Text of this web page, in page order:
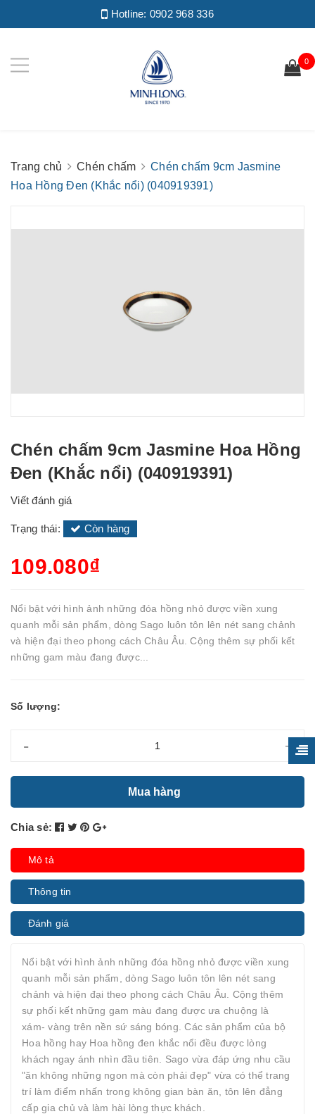
Hotline: 0902 968 336
0
Trang chủ Chén chấm
Chén chấm 9cm Jasmine
Hoa Hồng Đen (Khắc nổi) (040919391)
Chén chấm 9cm Jasmine Hoa Hồng
Đen (Khắc nổi) (040919391)
Viết đánh giá
Trạng thái: Còn hàng
109.080₫
Nổi bật với hình ảnh những đóa hồng nhỏ được viền xung
quanh mỗi sản phẩm, dòng Sago luôn tôn lên nét sang chảnh
và hiện đại theo phong cách Châu Âu. Cộng thêm sự phối kết
những gam màu đang được...
Số lượng:
- +
Mua hàng
Chia sẻ:
Mô tả
Thông tin
Đánh giá
Nổi bật với hình ảnh những đóa hồng nhỏ được viền xung
quanh mỗi sản phẩm, dòng Sago luôn tôn lên nét sang
chảnh và hiện đại theo phong cách Châu Âu. Cộng thêm
sự phối kết những gam màu đang được ưa chuộng là
xám- vàng trên nền sứ sáng bóng. Các sản phẩm của bộ
Hoa hồng hay Hoa hồng đen khắc nổi đều được lòng
khách ngay ánh nhìn đầu tiên. Sago vừa đáp ứng nhu cầu
"ăn không những ngon mà còn phải đẹp" vừa có thể trang
trí làm điểm nhấn trong không gian bàn ăn, tôn lên đẳng
cấp gia chủ và làm hài lòng thực khách.